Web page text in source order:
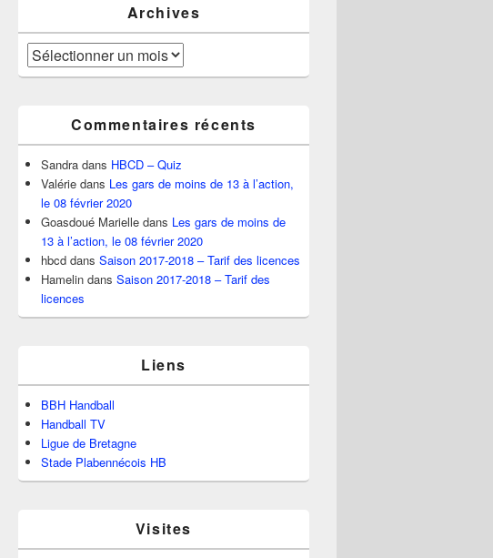
Archives
Archives
Commentaires récents
Sandra dans HBCD – Quiz
Valérie dans Les gars de moins de 13 à l’action,
le 08 février 2020
Goasdoué Marielle dans Les gars de moins de
13 à l’action, le 08 février 2020
hbcd dans Saison 2017-2018 – Tarif des licences
Hamelin dans Saison 2017-2018 – Tarif des
licences
Liens
BBH Handball
Handball TV
Ligue de Bretagne
Stade Plabennécois HB
Visites